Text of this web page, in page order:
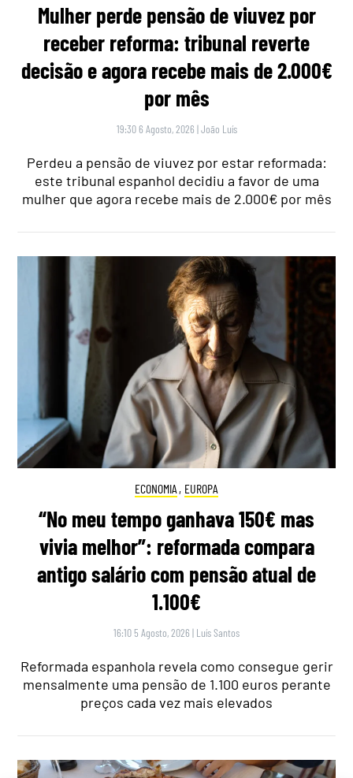
Mulher perde pensão de viuvez por
receber reforma: tribunal reverte
decisão e agora recebe mais de 2.000€
por mês
19:30 6 Agosto, 2026 |João Luís
Perdeu a pensão de viuvez por estar reformada:
este tribunal espanhol decidiu a favor de uma
mulher que agora recebe mais de 2.000€ por mês
ECONOMIA , EUROPA
“No meu tempo ganhava 150€ mas
vivia melhor”: reformada compara
antigo salário com pensão atual de
1.100€
16:10 5 Agosto, 2026 | Luís Santos
Reformada espanhola revela como consegue gerir
mensalmente uma pensão de 1.100 euros perante
preços cada vez mais elevados